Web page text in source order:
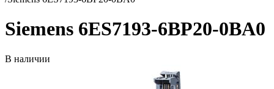
Siemens 6ES7193-6BP20-0BA0
В наличии